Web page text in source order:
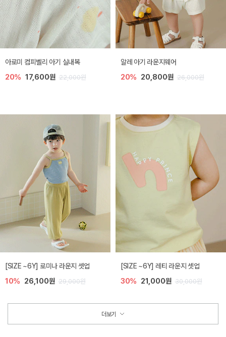
아로미 컴피벨리 아기 실내복
20% 17,600원 22,000원
알레 아기 라운지웨어
20% 20,800원 26,000원
[SIZE ~6Y] 로미나 라운지 셋업
10% 26,100원 29,000원
[SIZE ~6Y] 레티 라운지 셋업
30% 21,000원 30,000원
더보기